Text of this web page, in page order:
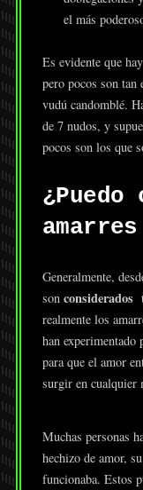
el más
Es evidente que
pero pocos son tan
vudú candomblé.
de 7 nudos, y
pocos son los que
Generalmente,
son considerados
realmente los
han experimentado
para que el amor
surgir en cualquier
Muchas personas
hechizo de amor,
funcionaba. Estos